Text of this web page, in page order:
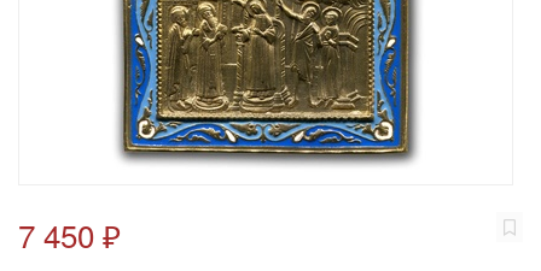
7 450 ₽